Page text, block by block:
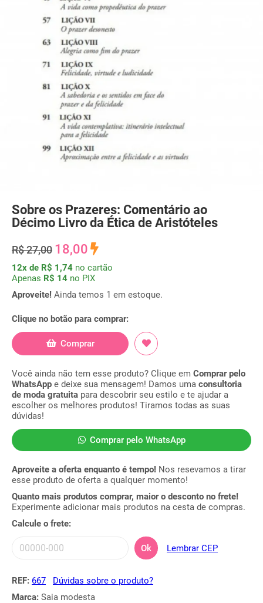
Sobre os Prazeres: Comentário ao
Décimo Livro da Ética de Aristóteles
R$ 27,00 18,00
12x de R$ 1,74 no cartão
Apenas R$ 14 no PIX
Aproveite! Ainda temos 1 em estoque.
Clique no botão para comprar:
Comprar
Você ainda não tem esse produto? Clique em Comprar pelo
WhatsApp e deixe sua mensagem! Damos uma consultoria
de moda gratuita para descobrir seu estilo e te ajudar a
escolher os melhores produtos! Tiramos todas as suas
dúvidas!
Comprar pelo WhatsApp
Aproveite a oferta enquanto é tempo! Nos resevamos a tirar
esse produto de oferta a qualquer momento!
Quanto mais produtos comprar, maior o desconto no frete!
Experimente adicionar mais produtos na cesta de compras.
Calcule o frete:
Ok Lembrar CEP
REF: 667
Dúvidas sobre o produto?
Marca: Saia modesta